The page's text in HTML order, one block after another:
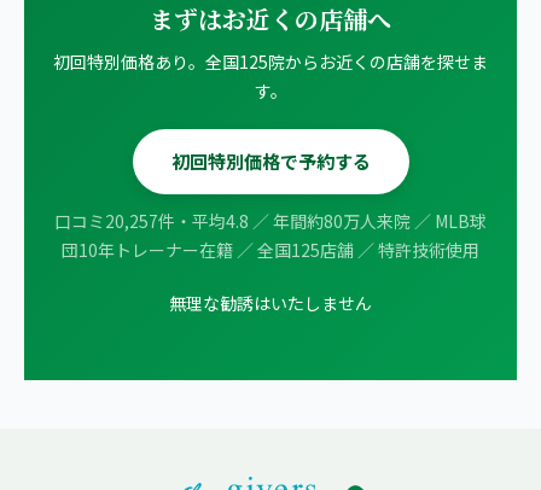
まずはお近くの店舗へ
初回特別価格あり。全国125院からお近くの店舗を探せま
す。
初回特別価格で予約する
口コミ20,257件・平均4.8 ／ 年間約80万人来院 ／ MLB球
団10年トレーナー在籍 ／ 全国125店舗 ／ 特許技術使用
無理な勧誘はいたしません